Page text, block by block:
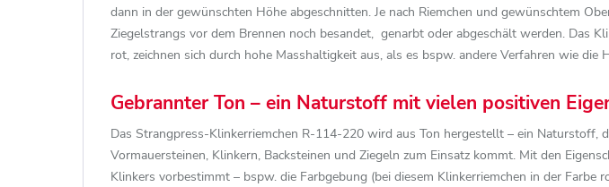
dann in der gewünschten Höhe abgeschnitten. Je nach Riemchen und gewünschtem
Ziegelstrangs vor dem Brennen noch besandet, genarbt oder abgeschält werden. Das
rot, zeichnen sich durch hohe Masshaltigkeit aus, als es bspw. andere Verfahren wie
Gebrannter Ton – ein Naturstoff mit vielen positiven
Das Strangpress-Klinkerriemchen R-114-220 wird aus Ton hergestellt – ein Naturstoff,
Vormauersteinen, Klinkern, Backsteinen und Ziegeln zum Einsatz kommt. Mit den
Klinkers vorbestimmt – bspw. die Farbgebung (bei diesem Klinkerriemchen in der